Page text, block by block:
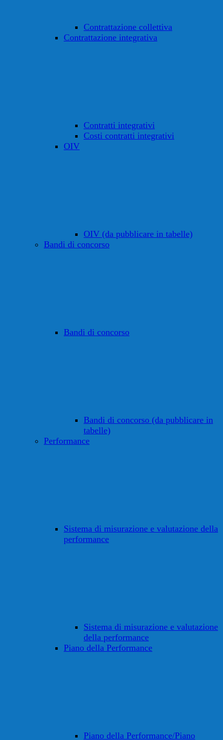
Contrattazione collettiva
Contrattazione integrativa
Contratti integrativi
Costi contratti integrativi
OIV
OIV (da pubblicare in tabelle)
Bandi di concorso
Bandi di concorso
Bandi di concorso (da pubblicare in
tabelle)
Performance
Sistema di misurazione e valutazione della
performance
Sistema di misurazione e valutazione
della performance
Piano della Performance
Piano della Performance/Piano